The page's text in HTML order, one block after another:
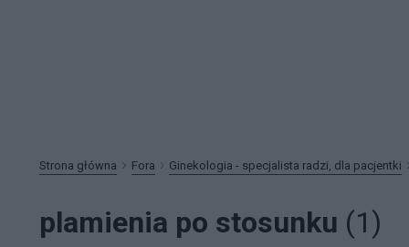
Strona główna Fora Ginekologia - specjalista radzi, dla pacjentki
plamienia po stosunku (1)